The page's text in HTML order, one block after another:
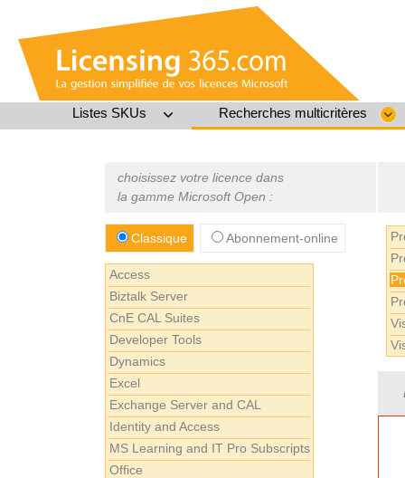
Listes SKUs Recherches multicritères
choisissez votre licence dans
la gamme Microsoft Open :
Classique Abonnement-online
Access
Biztalk Server
CnE CAL Suites
Developer Tools
Dynamics
Excel
Exchange Server and CAL
Identity and Access
MS Learning and IT Pro Subscripts
Office